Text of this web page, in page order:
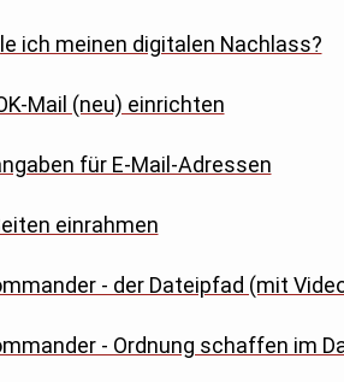
ich meinen digitalen Nachlass?
Mail (neu) einrichten
für E-Mail-Adressen
einrahmen
- der Dateipfad (mit
- Ordnung schaffen im